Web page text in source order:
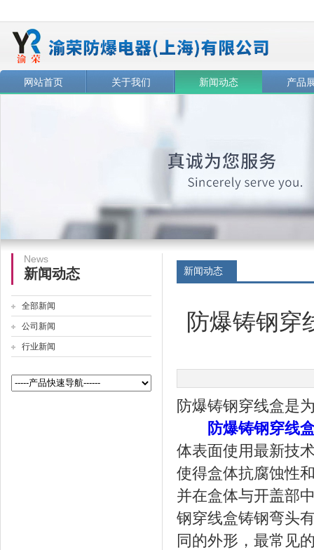
公司名称
网站首页 关于我们 新闻动态 产品
News
新闻动态
全部新闻
公司新闻
行业新闻
新闻动态
防爆铸钢穿
防爆铸钢穿线盒是
防爆铸钢穿线
体表面使用最新技
使得盒体抗腐蚀性
并在盒体与开盖部
钢穿线盒铸钢弯头
同的外形，最常见